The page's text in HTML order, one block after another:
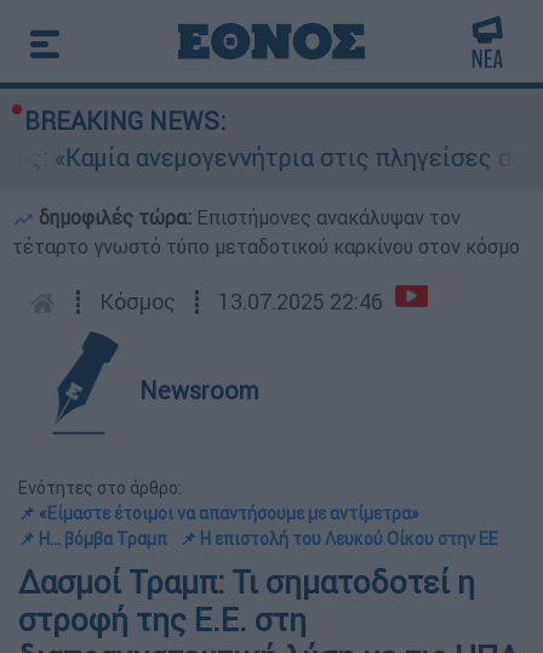
BREAKING NEWS:
ανεμογεννήτρια στις πληγείσες από τις
δημοφιλές τώρα: Επιστήμονες ανακάλυψαν τον
τέταρτο γνωστό τύπο μεταδοτικού καρκίνου στον κόσμο
┋ Κόσμος ┋ 13.07.2025 22:46
Newsroom
Ενότητες στο άρθρο:
📌 «Είμαστε έτοιμοι να απαντήσουμε με αντίμετρα»
📌 H... βόμβα Τραμπ
📌 Η επιστολή του Λευκού Οίκου στην ΕΕ
Δασμοί Τραμπ: Τι σηματοδοτεί η
στροφή της Ε.Ε. στη